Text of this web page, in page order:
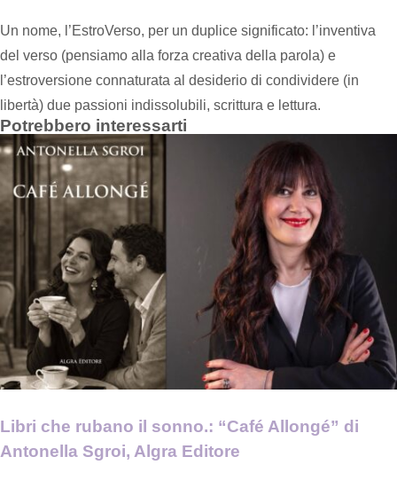
Un nome, l’EstroVerso, per un duplice significato: l’inventiva
del verso (pensiamo alla forza creativa della parola) e
l’estroversione connaturata al desiderio di condividere (in
libertà) due passioni indissolubili, scrittura e lettura.
Potrebbero interessarti
Libri che rubano il sonno.: “Café Allongé” di
Antonella Sgroi, Algra Editore